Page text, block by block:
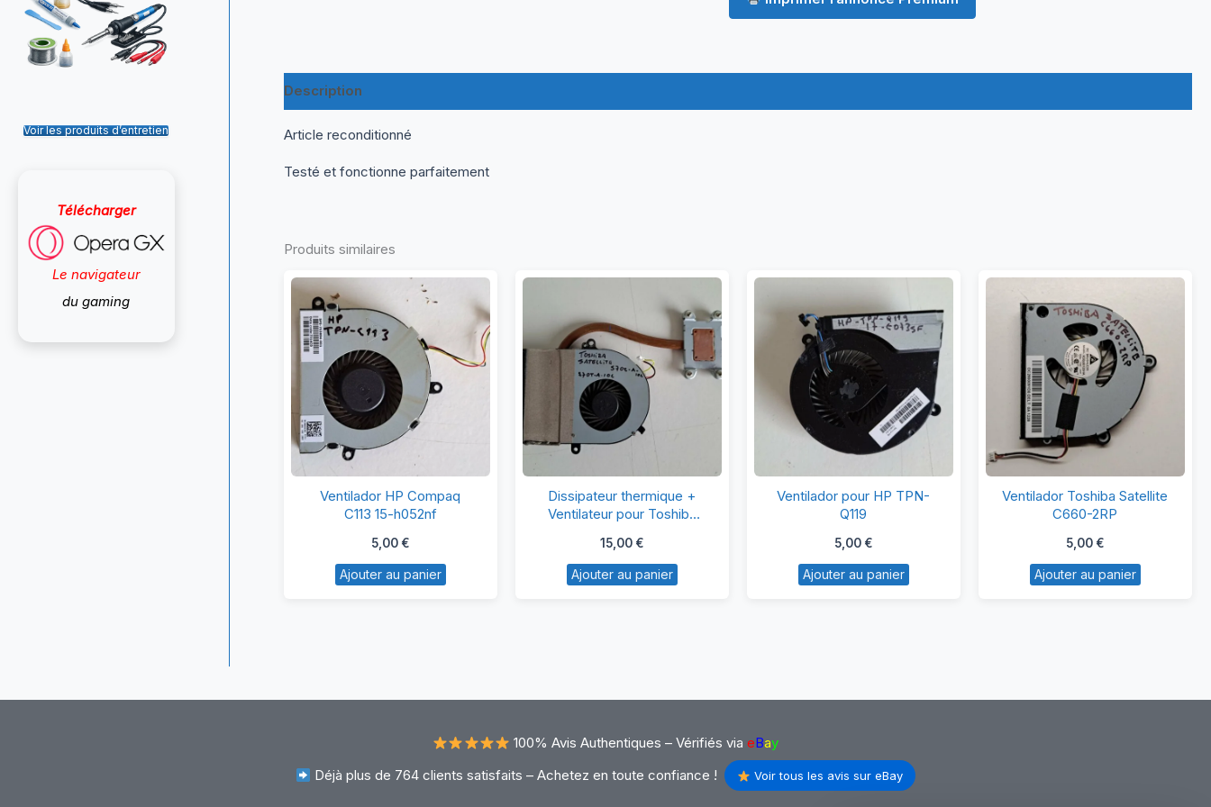
Voir les produits d’entretien
Télécharger
Le navigateur
du gaming
Description
Article reconditionné
Testé et fonctionne parfaitement
Produits similaires
Ventilador
HP
Compaq
15-
Ventilador HP Compaq
C113 15-h052nf
5,00 €
Ajouter au panier
Dissipateur
thermique
+
pour
10C
Dissipateur thermique +
Ventilateur pour Toshiba
15,00 €
Ajouter au panier
Ventilador
pour
HP
Q119
Ventilador pour HP TPN-
Q119
5,00 €
Ajouter au panier
Ventilador
Toshiba
Satellite
2RP
Ventilador Toshiba Satellite
C660-2RP
5,00 €
Ajouter au panier
100% Avis Authentiques – Vérifiés via eBay
Déjà plus de 764 clients satisfaits – Achetez en toute confiance !
Voir tous les avis sur eBay